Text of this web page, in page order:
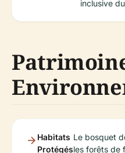
inclusive
Habitats
Protégés
Le bosquet
les forêts de